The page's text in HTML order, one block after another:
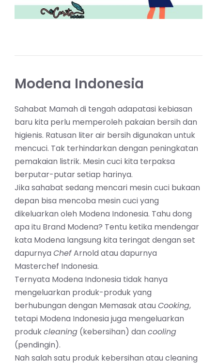
Modena Indonesia
Sahabat Mamah di tengah adapatasi kebiasan
baru kita perlu memperoleh pakaian bersih dan
higienis. Ratusan liter air bersih digunakan untuk
mencuci. Tak terhindarkan dengan peningkatan
pemakaian listrik. Mesin cuci kita terpaksa
berputar-putar setiap harinya.
Jika sahabat sedang mencari mesin cuci bukaan
depan bisa mencoba mesin cuci yang
dikeluarkan oleh Modena Indonesia. Tahu dong
apa itu Brand Modena? Tentu ketika mendengar
kata Modena langsung kita teringat dengan set
dapurnya ChefArnold atau dapurnya
Masterchef Indonesia.
Ternyata Modena Indonesia tidak hanya
mengeluarkan produk-produk yang
berhubungan dengan Memasak atau Cooking,
tetapi Modena Indonesia juga mengeluarkan
produkcleaning (kebersihan) dan cooling
(pendingin).
Nah salah satu produk kebersihan atau cleaning